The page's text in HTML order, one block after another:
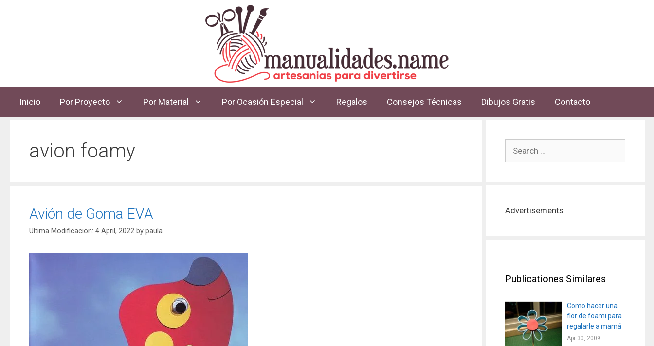
Inicio Por Proyecto Por Material Por Ocasión Especial Regalos Consejos Técnicas Dibujos Gratis Contacto
avion foamy
Avión de Goma EVA
4 April, 2022 by paula
Advertisements
Publicationes Similares
Como hacer una
flor de foami para
regalarle a mamá
Apr 30, 2009